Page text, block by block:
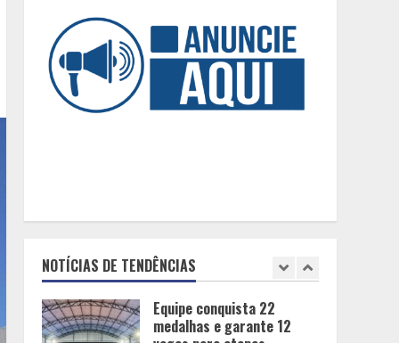
NOTÍCIAS DE TENDÊNCIAS
5
os “pais perfeitos” da
internet: Como a busca por
uma criação idealizada
afeta a saúde mental da
família
2
medalhas e garante 12
vagas para etapas
nacionais em segunda
etapa do JEMG, em Pará de
Minas